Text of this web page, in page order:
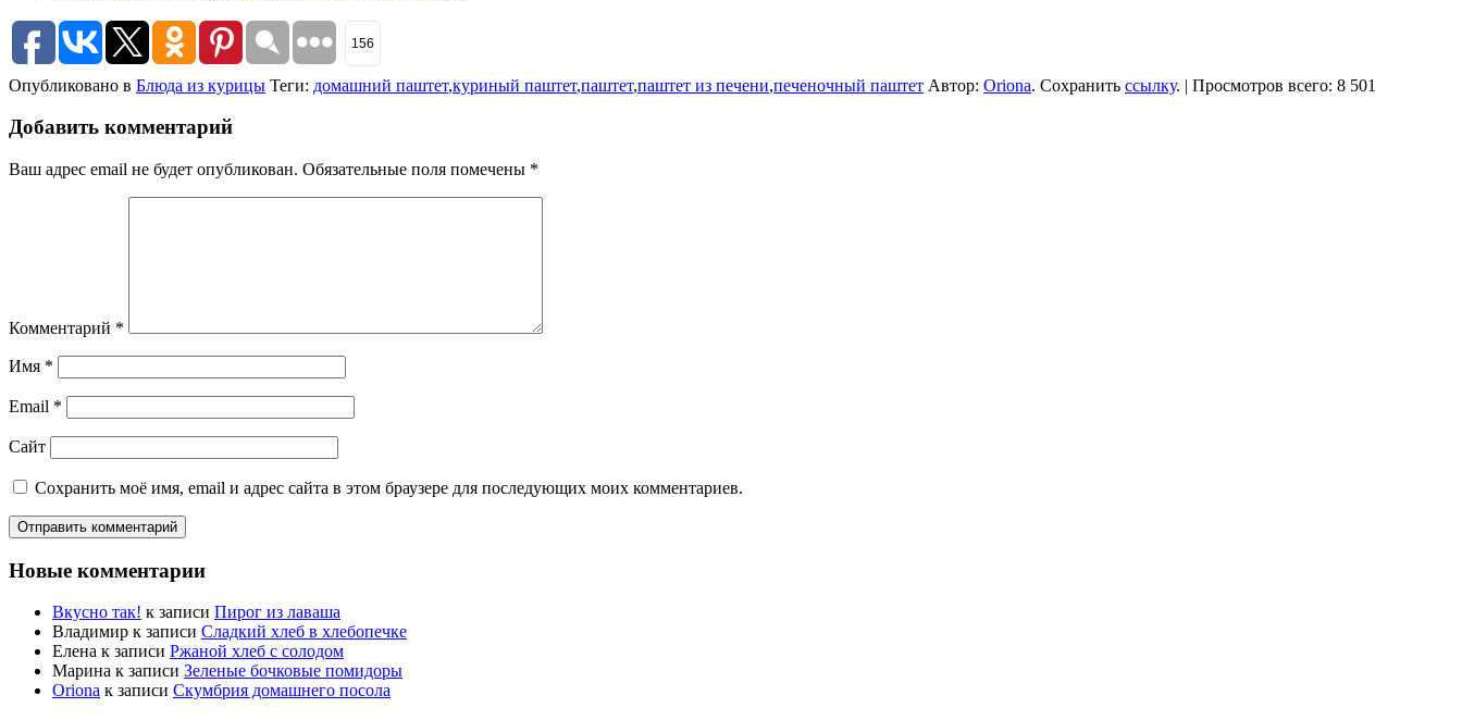
156
Опубликовано в Блюда из курицы Теги: домашний паштет,куриный паштет,паштет,паштет из печени,печеночный паштет Автор: Oriona. Сохранить ссылку. | Просмотров всего: 8 501
Добавить комментарий
Ваш адрес email не будет опубликован. Обязательные поля помечены *
Комментарий *
Имя *
Email *
Сайт
Сохранить моё имя, email и адрес сайта в этом браузере для последующих моих комментариев.
Новые комментарии
Вкусно так! к записи Пирог из лаваша
Владимир к записи Сладкий хлеб в хлебопечке
Елена к записи Ржаной хлеб с солодом
Марина к записи Зеленые бочковые помидоры
Oriona к записи Скумбрия домашнего посола